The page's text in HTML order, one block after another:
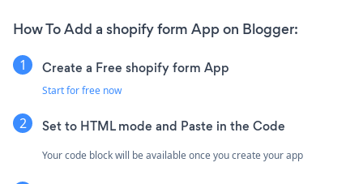
How To Add a shopify form App on Blogger:
Create a Free shopify form App
Start for free now
Set to HTML mode and Paste in the Code
Your code block will be available once you create your app